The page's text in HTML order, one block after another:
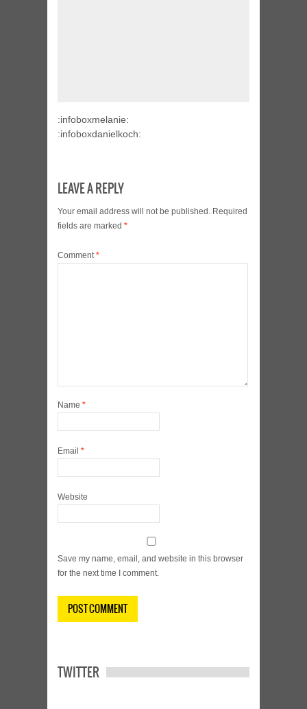
:infoboxmelanie:
:infoboxdanielkoch:
LEAVE A REPLY
Your email address will not be published. Required
fields are marked *
Comment*
Name *
Email *
Website
Save my name, email, and website in this browser
for the next time I comment.
TWITTER